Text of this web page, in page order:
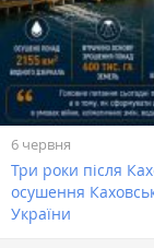
6 червня
Три роки після
осушення
України